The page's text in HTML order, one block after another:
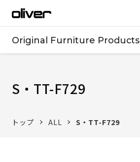
Original Furniture Products
S・TT-F729
トップ ALL S・TT-F729